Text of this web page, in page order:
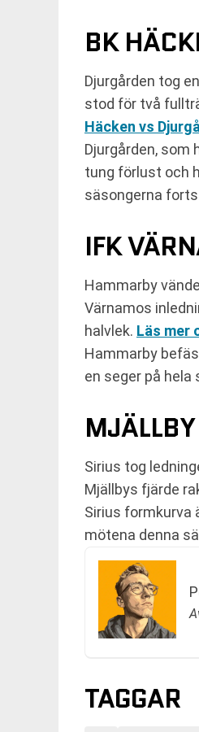
BK
Djurgården tog
stod för två
Häcken vs
Djurgården, som
tung förlust och
säsongerna
IFK
Hammarby
Värnamos
halvlek. Läs mer
Hammarby
en seger på
Sirius tog
Mjällbys fjärde
Sirius formkurva
mötena denna
TAGGAR